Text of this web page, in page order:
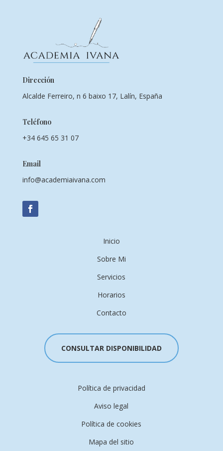
Dirección
Alcalde Ferreiro, n 6 baixo 17, Lalín, España
Teléfono
+34 645 65 31 07
Email
info@academiaivana.com
Inicio
Sobre Mi
Servicios
Horarios
Contacto
CONSULTAR DISPONIBILIDAD
Política de privacidad
Aviso legal
Política de cookies
Mapa del sitio